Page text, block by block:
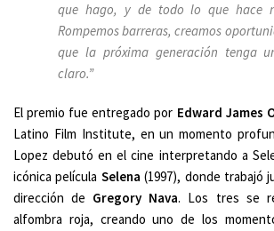
que hago, y de todo lo que hace
Rompemos barreras, creamos
que la próxima generación tenga
claro.”
El premio fue entregado por Edward James
Latino Film Institute, en un momento
Lopez debutó en el cine interpretando a
icónica película Selena (1997), donde trabajó
dirección de Gregory Nava. Los tres se
alfombra roja, creando uno de los